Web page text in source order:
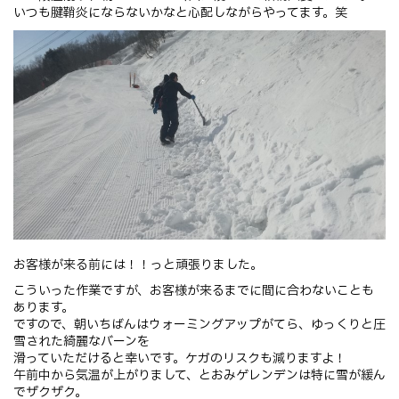
いつも腱鞘炎にならないかなと心配しながらやってます。笑
お客様が来る前には！！っと頑張りました。
こういった作業ですが、 お客様が来るまでに間に合わないことも
あります。
ですので、朝いちばんはウォーミングアップがてら、 ゆっくりと圧
雪された綺麗なバーンを
滑っていただけると幸いです。ケガのリスクも減りますよ！
午前中から気温が上がりまして、 とおみゲレンデンは特に雪が緩ん
でザクザク。